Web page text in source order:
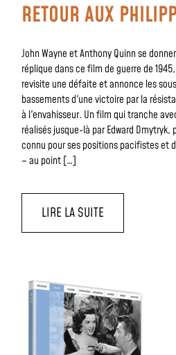
RETOUR AUX
John Wayne et Anthony Quinn se
réplique dans ce film de guerre de
revisite une défaite et annonce les
bassements d'une victoire par la
à l'envahisseur. Un film qui tranche
réalisés jusque-là par Edward Dmytryk,
connu pour ses positions pacifistes et
– au point […]
LIRE LA SUITE